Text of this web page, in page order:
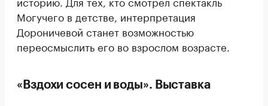
Могучего в детстве, интерпретация
Дороничевой станет возможностью
переосмыслить его во взрослом возрасте.
«Вздохи сосен и воды». Выставка